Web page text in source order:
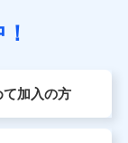
）
life.co.jp）
て加入の方